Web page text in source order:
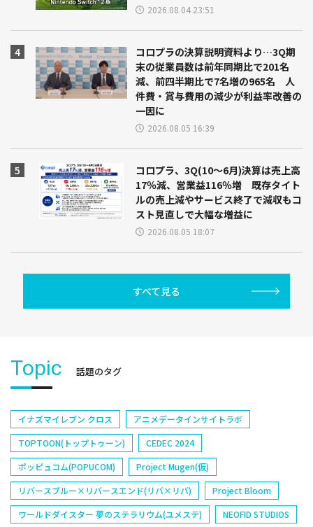
2026.08.04 23:51
コロプラの決算説明資料より…3Q期
末の従業員数は前年同期比で201名
減、前四半期比で7名増の965名 人
件費・賞与費用の減少が利益率改善の
一因に
2026.08.05 16:39
コロプラ、3Q(10～6月)決算は売上高
17％減、営業益116％増 既存タイト
ルの売上減やサービス終了で減収もコ
スト見直しで大幅な増益に
2026.08.05 18:07
すべて見る
Topic 話題のタグ
イナズマイレブン クロス
アニメデータインサイトラボ
TOPTOON(トップトゥーン)
CEDEC 2024
ポッピュコム(POPUCOM)
Project Mugen(仮)
リバースブルー×リバースエンド(リバ×リバ)
Project Bloom
ワールドダイスター 夢のステラリウム(ユメステ)
NEOFID STUDIOS